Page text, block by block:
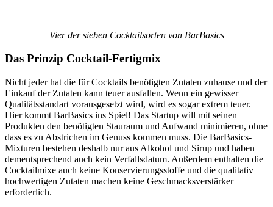
Vier der sieben Cocktailsorten von BarBasics
Das Prinzip Cocktail-Fertigmix
Nicht jeder hat die für Cocktails benötigten Zutaten zuhause und der
Einkauf der Zutaten kann teuer ausfallen. Wenn ein gewisser
Qualitätsstandart vorausgesetzt wird, wird es sogar extrem teuer.
Hier kommt BarBasics ins Spiel! Das Startup will mit seinen
Produkten den benötigten Stauraum und Aufwand minimieren, ohne
dass es zu Abstrichen im Genuss kommen muss. Die BarBasics-
Mixturen bestehen deshalb nur aus Alkohol und Sirup und haben
dementsprechend auch kein Verfallsdatum. Außerdem enthalten die
Cocktailmixe auch keine Konservierungsstoffe und die qualitativ
hochwertigen Zutaten machen keine Geschmacksverstärker
erforderlich.